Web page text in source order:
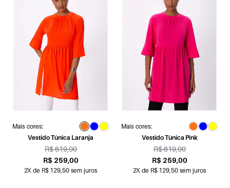
Mais cores:
Vestido Túnica Laranja
R$ 619,00
R$ 259,00
2X de R$ 129,50 sem juros
Mais cores:
Vestido Túnica Pink
R$ 619,00
R$ 259,00
2X de R$ 129,50 sem juros